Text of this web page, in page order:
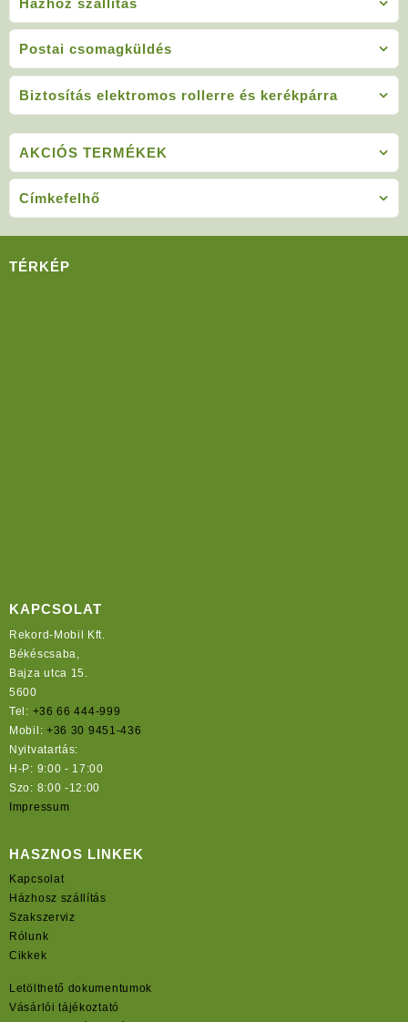
Postai csomagküldés
Biztosítás elektromos rollerre és kerékpárra
AKCIÓS TERMÉKEK
Címkefelhő
TÉRKÉP
KAPCSOLAT
Rekord-Mobil Kft.
Békéscsaba,
Bajza utca 15.
5600
Tel: +36 66 444-999
Mobil: +36 30 9451-436
Nyitvatartás:
H-P: 9:00 - 17:00
Szo: 8:00 -12:00
Impressum
HASZNOS LINKEK
Kapcsolat
Házhosz szállítás
Szakszerviz
Rólunk
Cikkek
Letölthető dokumentumok
Vásárlói tájékoztató